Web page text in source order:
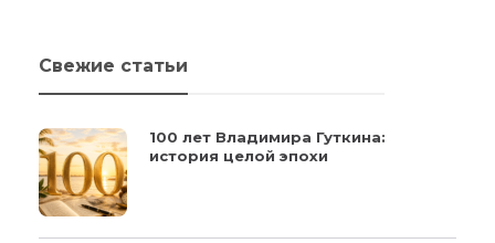
Свежие статьи
100 лет Владимира Гуткина:
история целой эпохи